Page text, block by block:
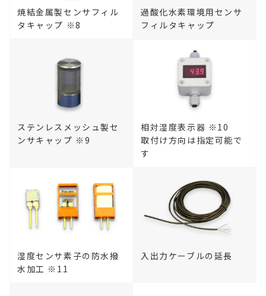
焼結金属製センサフィル
タキャップ ※8
過酸化水素環境用センサ
フィルタキャップ
ステンレスメッシュ製セ
ンサキャップ ※9
相対湿度表示器 ※10
取付け方向は指定可能で
す
湿度センサ素子の防水撥
水加工 ※11
入出力ケーブルの延長